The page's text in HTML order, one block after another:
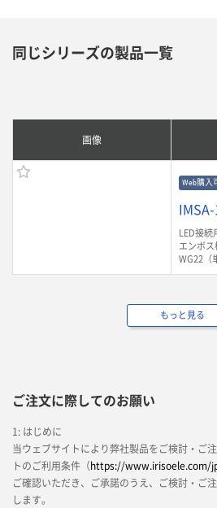
同じシリーズの製品一覧
画像
Web購入
LED接
エンボ
WG22（
もっと見る
ご注文に際してのお願い
1: はじめに
当ウェブサイトにより弊社製品をご検討・ご
トのご利用条件（https://www.irisoele.com/
ご確認いただき、ご承諾のうえ、ご検討・ご
します。